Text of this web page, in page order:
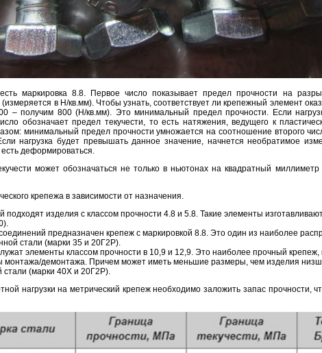
маркировка 8.8. Первое число показывает предел прочности на
в Н/кв.мм). Чтобы узнать, соответствует ли крепежный элемент
– получим 800 (Н/кв.мм). Это минимальный предел прочности. Если
обозначает предел текучести, то есть натяжения, ведущего к
минимальный предел прочности умножается на соотношение второго
нагрузка будет превышать данное значение, начнется необратимое
есть деформироваться.
может обозначаться не только в ньютонах на квадратный
крепежа в зависимости от назначения.
изделия с классом прочности 4.8 и 5.8. Такие элементы
предназначен крепеж с маркировкой 8.8. Это один из наиболее
стали (марки 35 и 20Г2Р).
элементы классом прочности в 10,9 и 12,9. Это наиболее прочный крепеж,
монтажа/демонтажа. Причем может иметь меньшие размеры, чем изделия
стали (марки 40Х и 20Г2Р).
нагрузки на метрический крепеж необходимо заложить запас прочности,